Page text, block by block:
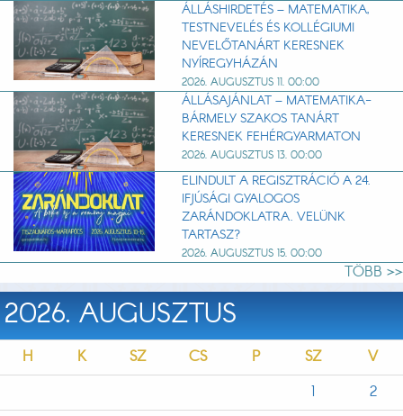
ÁLLÁSHIRDETÉS – MATEMATIKA,
TESTNEVELÉS ÉS KOLLÉGIUMI
NEVELŐTANÁRT KERESNEK
NYÍREGYHÁZÁN
2026. AUGUSZTUS 11. 00:00
ÁLLÁSAJÁNLAT – MATEMATIKA-
BÁRMELY SZAKOS TANÁRT
KERESNEK FEHÉRGYARMATON
2026. AUGUSZTUS 13. 00:00
ELINDULT A REGISZTRÁCIÓ A 24.
IFJÚSÁGI GYALOGOS
ZARÁNDOKLATRA. VELÜNK
TARTASZ?
2026. AUGUSZTUS 15. 00:00
TÖBB >>
2026. AUGUSZTUS
H K SZ CS P SZ
V
1
2